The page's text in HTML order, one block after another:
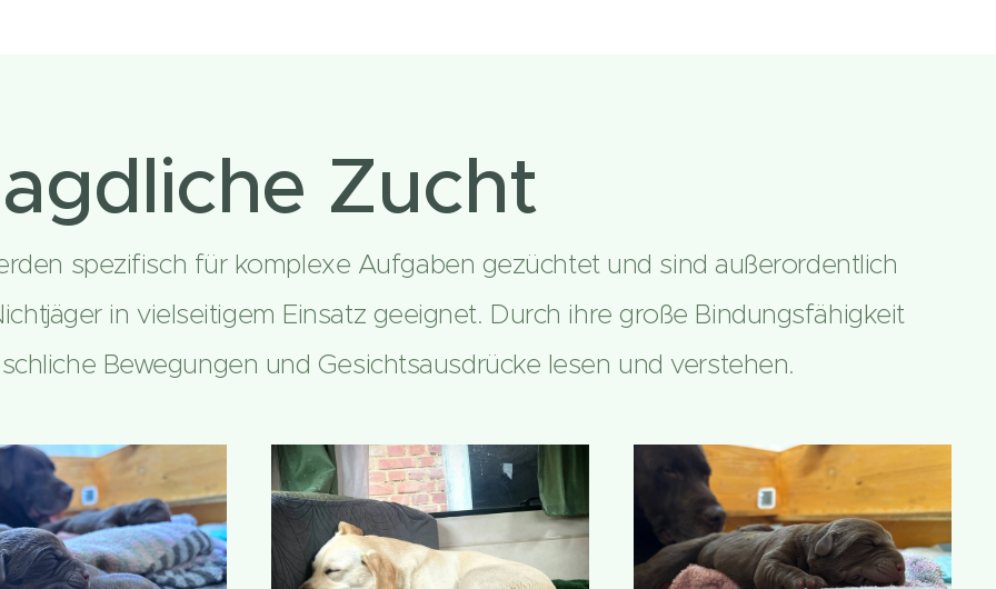
Zucht
spezifisch für komplexe Aufgaben gezüchtet und sind außerordentlich
in vielseitigem Einsatz geeignet. Durch ihre große Bindungsfähigkeit
Bewegungen und Gesichtsausdrücke lesen und verstehen.